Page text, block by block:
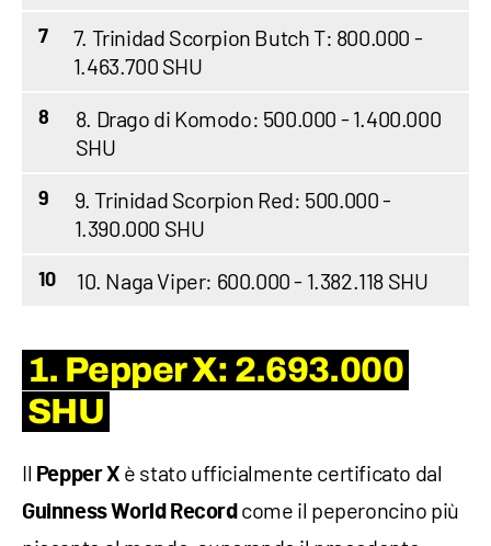
7
7. Trinidad Scorpion Butch T: 800.000 -
1.463.700 SHU
8
8. Drago di Komodo: 500.000 - 1.400.000
SHU
9
9. Trinidad Scorpion Red: 500.000 -
1.390.000 SHU
10 10. Naga Viper: 600.000 - 1.382.118 SHU
1. Pepper X: 2.693.000
SHU
Il Pepper X è stato ufficialmente certificato dal
Guinness World Recordcome il peperoncino più